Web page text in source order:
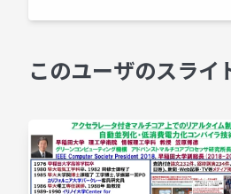
このユーザのスライ